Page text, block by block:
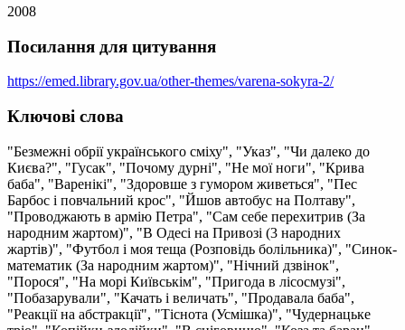
2008
Посилання для цитування
https://emed.library.gov.ua/other-themes/varena-sokyra-2/
Ключові слова
"Безмежні обрії українського сміху", "Указ", "Чи далеко до
Києва?", "Гусак", "Почому дурні", "Не мої ноги", "Крива
баба", "Варенікі", "Здоровше з гумором живеться", "Пес
Барбос і повчальний крос", "Йшов автобус на Полтаву",
"Проводжають в армію Петра", "Сам себе перехитрив (За
народним жартом)", "В Одесі на Привозі (3 народних
жартів)", "Футбол і моя теща (Розповідь болільника)", "Синок-
математик (За народним жартом)", "Нічний дзвінок",
"Порося", "На морі Київськім", "Пригода в лісосмузі",
"Побазарували", "Качать і величать", "Продавала баба",
"Реакції на абстракції", "Тіснота (Усмішка)", "Чудернацьке